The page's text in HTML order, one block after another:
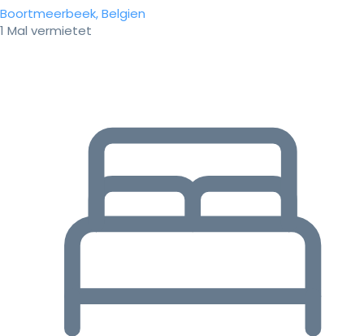
Boortmeerbeek, Belgien
1 Mal vermietet